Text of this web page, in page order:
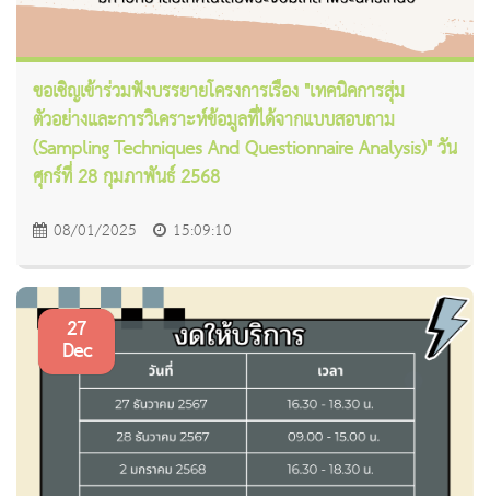
ขอเชิญเข้าร่วมฟังบรรยายโครงการเรื่อง "เทคนิคการสุ่ม
ตัวอย่างและการวิเคราะห์ข้อมูลที่ได้จากแบบสอบถาม
(Sampling Techniques And Questionnaire Analysis)" วัน
ศุกร์ที่ 28 กุมภาพันธ์ 2568
08/01/2025 15:09:10
27
Dec